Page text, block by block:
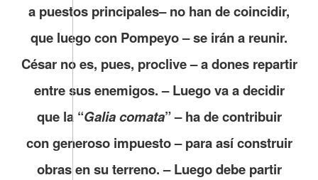
a puestos principales– no han de coincidir,
que luego con Pompeyo – se irán a reunir.
César no es, pues, proclive – a dones repartir
entre sus enemigos. – Luego va a decidir
que la “Galia comata” – ha de contribuir
con generoso impuesto – para así construir
obras en su terreno. – Luego debe partir